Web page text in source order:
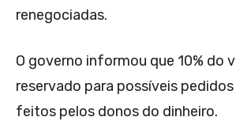
renegociadas.
O governo informou que 10% do
reservado para possíveis
feitos pelos donos do dinheiro.